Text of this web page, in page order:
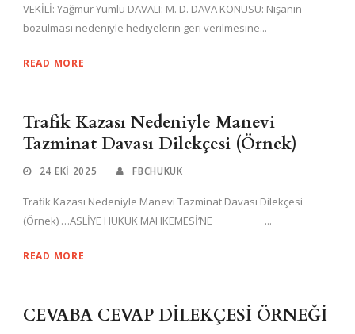
VEKİLİ: Yağmur Yumlu DAVALI: M. D. DAVA KONUSU: Nişanın
bozulması nedeniyle hediyelerin geri verilmesine...
READ MORE
Trafik Kazası Nedeniyle Manevi
Tazminat Davası Dilekçesi (Örnek)
24 EKI 2025 FBCHUKUK
Trafik Kazası Nedeniyle Manevi Tazminat Davası Dilekçesi
(Örnek) …ASLİYE HUKUK MAHKEMESİ’NE ...
READ MORE
CEVABA CEVAP DİLEKÇESİ ÖRNEĞİ